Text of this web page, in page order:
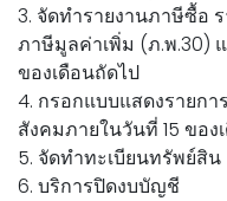
3. จัดทำรายงานภาษีซื้อ
ภาษีมูลค่าเพิ่ม (ภ.พ.30)
ของเดือนถัดไป
4. กรอกแบบแสดงรายก
สังคมภายในวันที่ 15 ของ
5. จัดทำทะเบียนทรัพย์สิน
6. บริการปิดงบบัญชี